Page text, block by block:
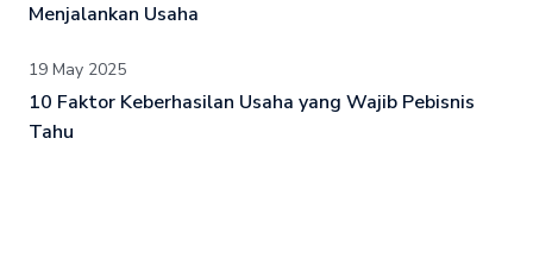
Menjalankan Usaha
19 May 2025
10 Faktor Keberhasilan Usaha yang Wajib Pebisnis
Tahu